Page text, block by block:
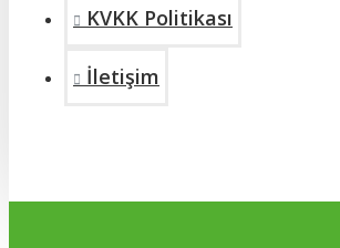
KVKK Politikası
İletişim